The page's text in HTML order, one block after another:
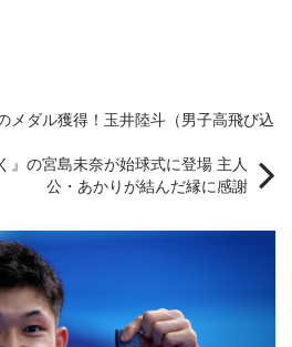
メダル獲得！玉井陸斗（男子高飛び込
』の宮島未奈が始球式に登場 主人
公・あかりが結んだ縁に感謝